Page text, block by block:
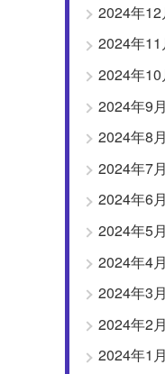
2024年12
2024年11
2024年10
2024年9月
2024年8月
2024年7月
2024年6月
2024年5月
2024年4月
2024年3月
2024年2月
2024年1月